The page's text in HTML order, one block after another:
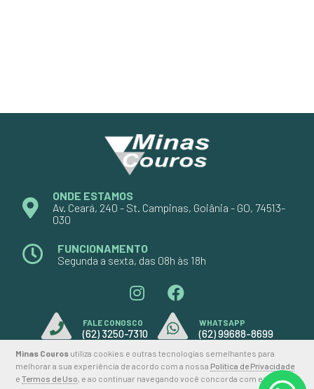
Minas Couros utiliza cookies e outras tecnologias semelhantes para
melhorar a sua experiência de acordo com a nossa Política de Privacidade
e Termos de Uso, e ao continuar navegando você concorda com estas
ONDE ESTAMOS
Av. Ceará, 240 - St. Campinas, Goiânia - GO, 74513-
030
FUNCIONAMENTO
Segunda a sexta, das 08h às 18h
FALE CONOSCO
(62) 3250-7310
WHATSAPP
(62) 99688-8699
2026 © MINAS COUROS